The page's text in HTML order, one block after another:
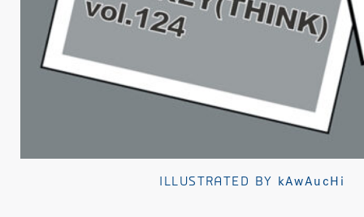
ILLUSTRATED BY kAwAucHi